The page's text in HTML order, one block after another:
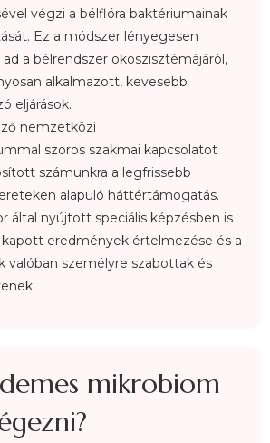
végzi a bélflóra baktériumainak
Ez a módszer lényegesen
a bélrendszer ökoszisztémájáról,
alkalmazott, kevesebb
eljárások.
nemzetközi
szoros szakmai kapcsolatot
számunkra a legfrissebb
alapuló háttértámogatás.
által nyújtott speciális képzésben is
eredmények értelmezése és a
valóban személyre szabottak és
mikrobiom